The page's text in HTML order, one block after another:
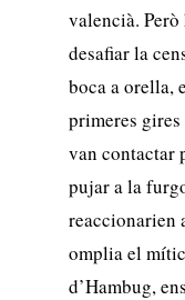
valencià.
desafiar la
boca a orella,
primeres
van contactar
pujar a la
reaccionarien
omplia el
d’Hambug,